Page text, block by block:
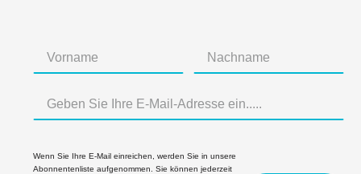
Wenn Sie Ihre E-Mail einreichen, werden Sie in unsere
Abonnentenliste aufgenommen. Sie können jederzeit